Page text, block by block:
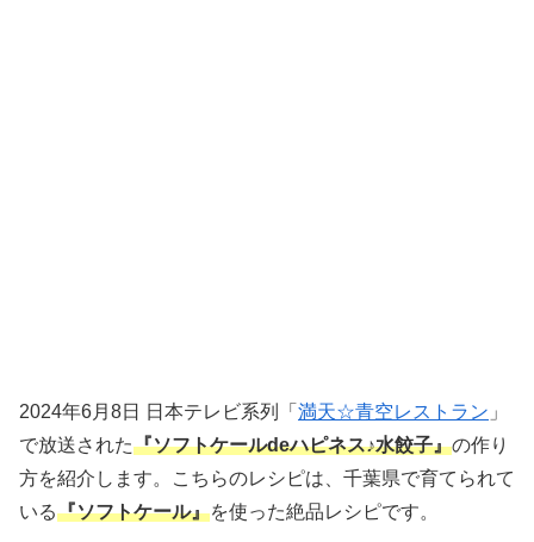
2024年6月8日 日本テレビ系列「 満天☆青空レストラン 」
で放送された『ソフトケールdeハピネス♪水餃子』の作り
方を紹介します。こちらのレシピは、千葉県で育てられて
いる『ソフトケール』を使った絶品レシピです。